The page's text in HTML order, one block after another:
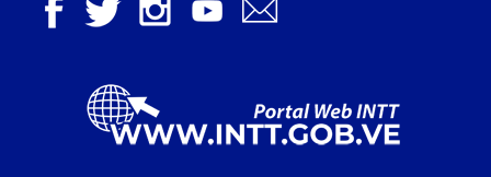
Registro Original de Licencia para Conducir Cuarto
Registro Original de Licencia para Conducir Quinto
Grado (5°).